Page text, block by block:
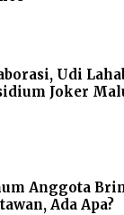
Udi
Joker
Anggota
Ada Apa?